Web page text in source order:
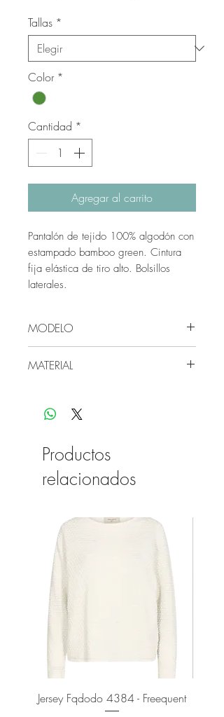
oferta
Tallas *
Color *
Cantidad *
Agregar al carrito
Pantalón de tejido 100% algodón con
estampado bamboo green. Cintura
fija elástica de tiro alto. Bolsillos
laterales.
MODELO
talla S.
MATERIAL
Productos
relacionados
Jersey Fqdodo 4384 - Freequent